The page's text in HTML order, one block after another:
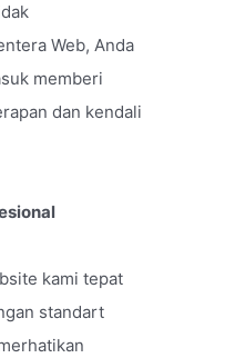
Web, Anda
memberi
dan kendali
kami tepat
standart